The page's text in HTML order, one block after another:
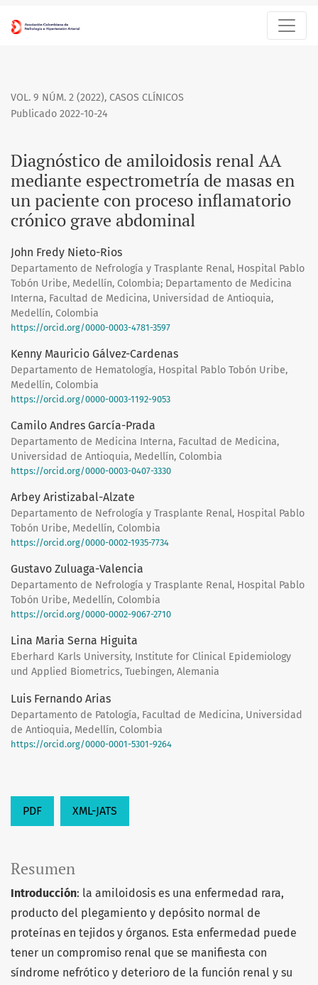
Diagnóstico de amiloidosis renal AA mediante
VOL. 9 NÚM. 2 (2022), CASOS CLÍNICOS
Diagnóstico de amiloidosis renal AA
mediante espectrometría de masas en
un paciente con proceso inflamatorio
crónico grave abdominal
Publicado 2022-10-24
John Fredy Nieto-Rios
Departamento de Nefrología y Trasplante Renal, Hospital Pablo
Tobón Uribe, Medellín, Colombia; Departamento de Medicina
Interna, Facultad de Medicina, Universidad de Antioquia,
Medellín, Colombia
https://orcid.org/0000-0003-4781-3597
Kenny Mauricio Gálvez-Cardenas
Departamento de Hematología, Hospital Pablo Tobón Uribe,
Medellín, Colombia
https://orcid.org/0000-0003-1192-9053
Camilo Andres García-Prada
Departamento de Medicina Interna, Facultad de Medicina,
Universidad de Antioquia, Medellín, Colombia
https://orcid.org/0000-0003-0407-3330
Arbey Aristizabal-Alzate
Departamento de Nefrología y Trasplante Renal, Hospital Pablo
Tobón Uribe, Medellín, Colombia
https://orcid.org/0000-0002-1935-7734
Gustavo Zuluaga-Valencia
Departamento de Nefrología y Trasplante Renal, Hospital Pablo
Tobón Uribe, Medellín, Colombia
https://orcid.org/0000-0002-9067-2710
Lina Maria Serna Higuita
Eberhard Karls University, Institute for Clinical Epidemiology
und Applied Biometrics, Tuebingen, Alemania
Luis Fernando Arias
Departamento de Patología, Facultad de Medicina, Universidad
de Antioquia, Medellín, Colombia
https://orcid.org/0000-0001-5301-9264
PDF XML-JATS
Resumen
Introducción: la amiloidosis es una enfermedad rara,
producto del plegamiento y depósito normal de
proteínas en tejidos y órganos. Esta enfermedad puede
tener un compromiso renal que se manifiesta con
síndrome nefrótico y deterioro de la función renal y su